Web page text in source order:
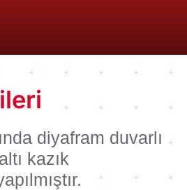
diyafram duvarlı
kazık